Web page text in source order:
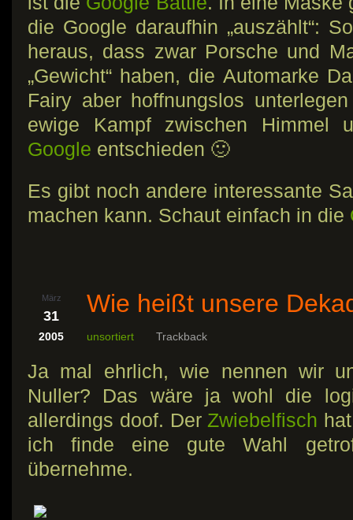
die Google daraufhin „auszählt“:
heraus, dass zwar Porsche und
„Gewicht“ haben, die Automarke
Fairy aber hoffnungslos
ewige Kampf zwischen Himmel
Google entschieden 🙂
Es gibt noch andere interessante
machen kann. Schaut einfach in die
März
31
2005
Wie heißt unsere
unsortiert Trackback
Ja mal ehrlich, wie nennen wir
Nuller? Das wäre ja wohl die
allerdings doof. DerZwiebelfisch
ich finde eine gute Wahl
übernehme.